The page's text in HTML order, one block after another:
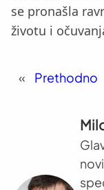
se pronašla
životu i
« Prethodno